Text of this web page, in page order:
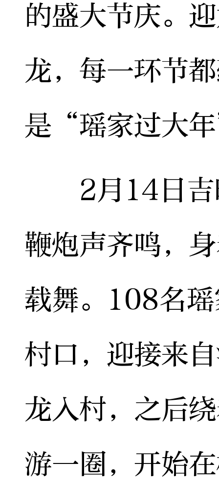
的盛大节庆。
龙，每一环节
是“瑶家过大
2月14日吉
鞭炮声齐鸣，
载舞。108名
村口，迎接来
龙入村，之后
游一圈，开始